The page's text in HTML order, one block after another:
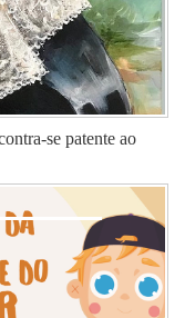
se patente ao